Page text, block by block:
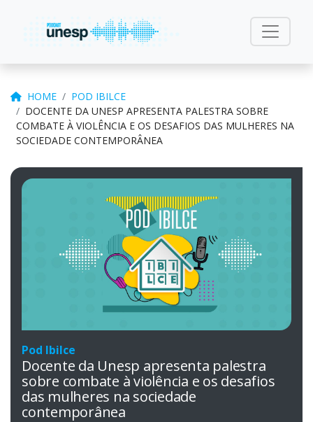
HOME
POD IBILCE
DOCENTE DA UNESP APRESENTA PALESTRA SOBRE
COMBATE À VIOLÊNCIA E OS DESAFIOS DAS MULHERES NA
SOCIEDADE CONTEMPORÂNEA
Pod Ibilce
Docente da Unesp apresenta palestra
sobre combate à violência e os desafios
das mulheres na sociedade
contemporânea